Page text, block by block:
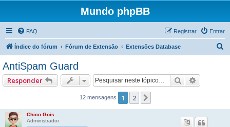
Mundo phpBB
FAQ Entrar
Registrar
Índice do fórum Fórum de Extensão Extensões Database
AntiSpam Guard
Responder Pesquisar
12 mensagens 1 2
Chico Gois
Administrador